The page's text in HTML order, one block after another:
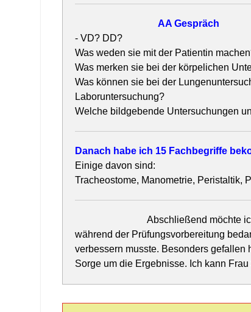
AA Gespräch
- VD? DD?
Was weden sie mit der Patientin
Was merken sie bei der körpelichen
Was können sie bei der
Laboruntersuchung?
Welche bildgebende Untersuchungen
Danach habe ich 15 Fachbegriffe
Einige davon sind:
Tracheostome, Manometrie, Peristaltik,
Abschließend möchte
während der Prüfungsvorbereitung
verbessern musste. Besonders gefallen
Sorge um die Ergebnisse. Ich kann